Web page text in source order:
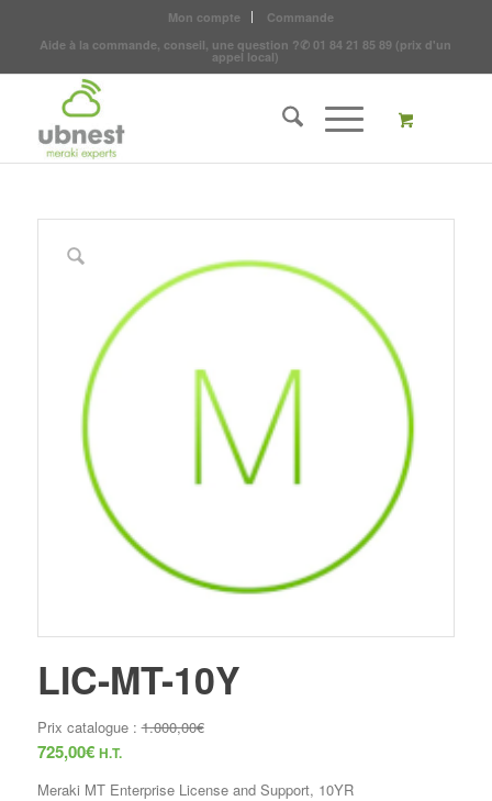
Mon compte
Commande
Aide à la commande, conseil, une question ?✆ 01 84 21 85 89 (prix d'un
appel local)
LIC-MT-10Y
Prix catalogue :1.000,00€
725,00€ H.T.
Meraki MT Enterprise License and Support, 10YR